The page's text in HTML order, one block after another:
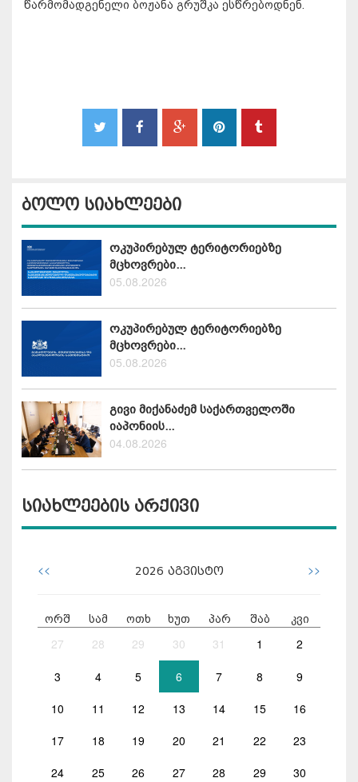
წარმომადგენელი ბოჟანა გრუშკა ესწრებოდნენ.
ბოლო სიახლეები
ოკუპირებულ ტერიტორიებზე
მცხოვრები...
05.08.2026
ოკუპირებულ ტერიტორიებზე
მცხოვრები...
05.08.2026
გივი მიქანაძემ საქართველოში
იაპონიის...
04.08.2026
სიახლეების არქივი
<< 2026 აგვისტო >>
ორშ სამ ოთხ ხუთ პარ შაბ კვი
27 28 29 30 31 1 2
3 4 5 6 7 8 9
10 11 12 13 14 15 16
17 18 19 20 21 22 23
24 25 26 27 28 29 30